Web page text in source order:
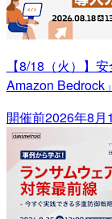
【8/18（火）】
Amazon Bedrock
開催前2026年8月